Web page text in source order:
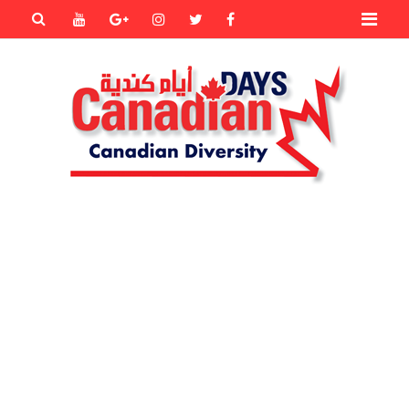
Facebook
Twitter
instagram
Goole+
Youtube